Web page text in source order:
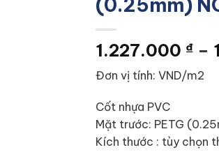
1.227.000 ₫ –
Đơn vị tính: VND/m2
Cốt nhựa PVC
Mặt trước: PETG
Kích thước : tùy chọn